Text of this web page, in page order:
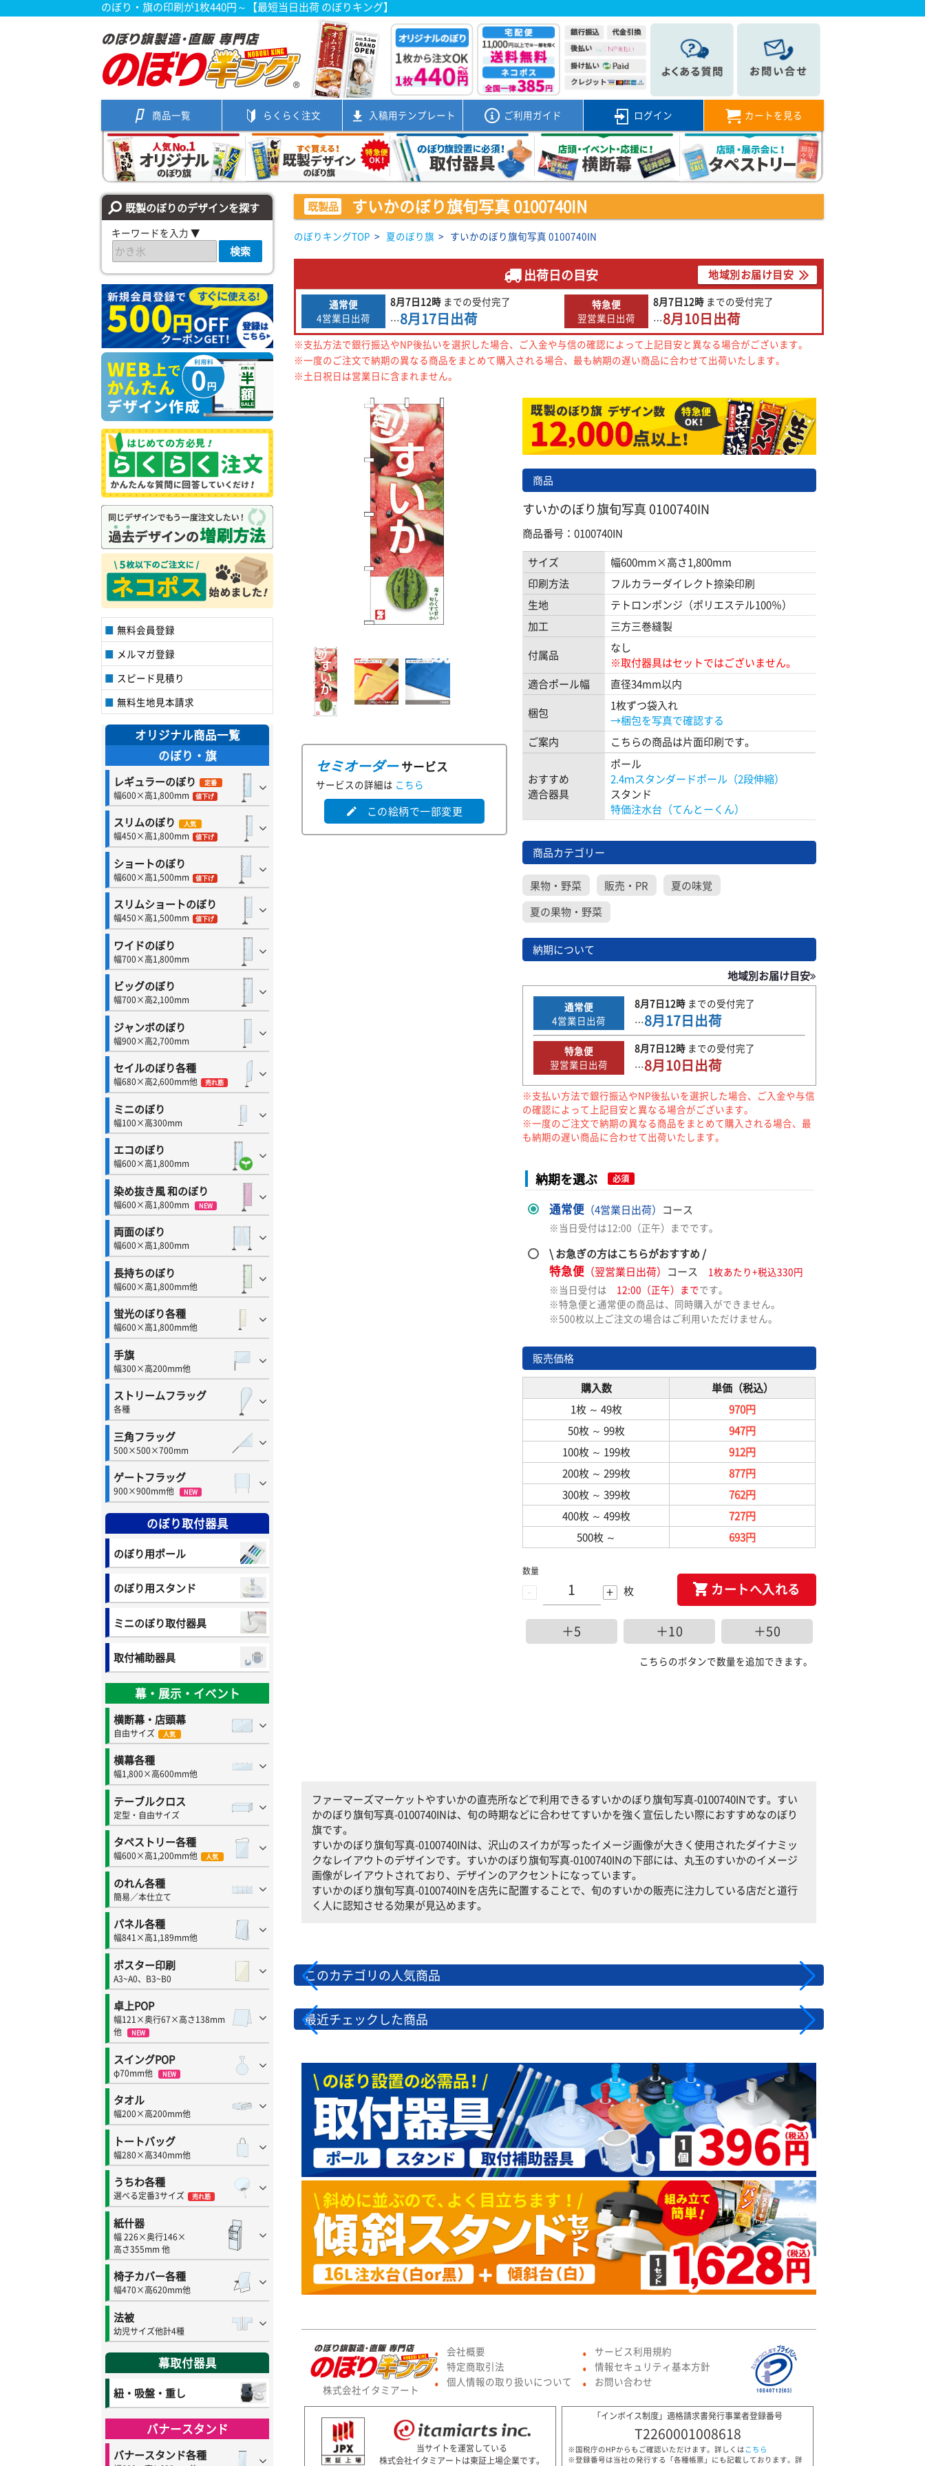
のぼり・旗の印刷が1枚440円～【最短当日出荷 のぼりキング】
商品一覧 らくらく注文 入稿用テンプレート ご利用ガイド ログイン カートを見る
既製のぼりのデザインを探す
キーワードを入力 ▼
検索
無料会員登録
メルマガ登録
スピード見積り
無料生地見本請求
オリジナル商品一覧
のぼり・旗
レギュラーのぼり 定番
幅600×高1,800mm 値下げ
スリムのぼり 人気
幅450×高1,800mm 値下げ
ショートのぼり
幅600×高1,500mm 値下げ
スリムショートのぼり
幅450×高1,500mm 値下げ
ワイドのぼり
幅700×高1,800mm
ビッグのぼり
幅700×高2,100mm
ジャンボのぼり
幅900×高2,700mm
セイルのぼり各種
幅680×高2,600mm他 売れ筋
ミニのぼり
幅100×高300mm
エコのぼり
幅600×高1,800mm
染め抜き風 和のぼり
幅600×高1,800mm NEW
両面のぼり
幅600×高1,800mm
長持ちのぼり
幅600×高1,800mm他
蛍光のぼり各種
幅600×高1,800mm他
手旗
幅300×高200mm他
ストリームフラッグ
各種
三角フラッグ
500×500×700mm
ゲートフラッグ
900×900mm他 NEW
のぼり取付器具
のぼり用ポール
のぼり用スタンド
ミニのぼり取付器具
取付補助器具
幕・展示・イベント
横断幕・店頭幕
自由サイズ 人気
横幕各種
幅1,800×高600mm他
テーブルクロス
定型・自由サイズ
タペストリー各種
幅600×高1,200mm他 人気
のれん各種
簡易／本仕立て
パネル各種
幅841×高1,189mm他
ポスター印刷
A3~A0、B3~B0
卓上POP
幅121×奥行67×高さ138mm
他
NEW
スイングPOP
φ70mm他 NEW
タオル
幅200×高200mm他
トートバッグ
幅280×高340mm他
うちわ各種
選べる定番3サイズ 売れ筋
紙什器
幅 226×奥行146×
高さ355mm 他
椅子カバー各種
幅470×高620mm他
法被
幼児サイズ他計4種
幕取付器具
紐・吸盤・重し
バナースタンド
バナースタンド各種
既製品 すいかのぼり旗旬写真 0100740IN
のぼりキングTOP > 夏のぼり旗 > すいかのぼり旗旬写真 0100740IN
出荷日の目安 地域別お届け目安
通常便
4営業日出荷
8月7日12時 までの受付完了
…8月17日出荷
特急便
翌営業日出荷
8月7日12時 までの受付完了
…8月10日出荷
※支払方法で銀行振込やNP後払いを選択した場合、ご入金や与信の確認によって上記目安と異なる場合がございます。
※一度のご注文で納期の異なる商品をまとめて購入される場合、最も納期の遅い商品に合わせて出荷いたします。
※土日祝日は営業日に含まれません。
セミオーダーサービス
サービスの詳細は こちら
edit この絵柄で一部変更
商品
すいかのぼり旗旬写真 0100740IN
商品番号：0100740IN
サイズ
幅600mm×高さ1,800mm
印刷方法
フルカラーダイレクト捺染印刷
生地
テトロンポンジ（ポリエステル100％）
加工
三方三巻縫製
付属品
なし
※取付器具はセットではございません。
適合ポール幅
直径34mm以内
梱包
1枚ずつ袋入れ
→梱包を写真で確認する
ご案内
こちらの商品は片面印刷です。
おすすめ
適合器具
ポール
2.4ｍスタンダードポール（2段伸縮）
スタンド
特価注水台（てんとーくん）
商品カテゴリー
果物・野菜 販売・PR
夏の味覚
夏の果物・野菜
納期について
地域別お届け目安
通常便
4営業日出荷
8月7日12時までの受付完了
…8月17日出荷
特急便
翌営業日出荷
8月7日12時までの受付完了
…8月10日出荷
※支払い方法で銀行振込やNP後払いを選択した場合、ご入金や与信
の確認によって上記目安と異なる場合がございます。
※一度のご注文で納期の異なる商品をまとめて購入される場合、最
も納期の遅い商品に合わせて出荷いたします。
納期を選ぶ 必須
通常便（4営業日出荷） コース
※当日受付は12:00（正午）までです。
\ お急ぎの方はこちらがおすすめ /
特急便（翌営業日出荷） コース
1枚あたり+税込330円
※当日受付は 12:00（正午）までです。
※特急便と通常便の商品は、同時購入ができません。
※500枚以上ご注文の場合はご利用いただけません。
販売価格
購入数
単価（税込）
1枚 ～ 49枚
970円
50枚 ～ 99枚
947円
100枚 ～ 199枚
912円
200枚 ～ 299枚
877円
300枚 ～ 399枚
762円
400枚 ～ 499枚
727円
500枚 ～ 693円
-
数量
+ 枚 カートへ入れる
＋5 ＋10 ＋50
こちらのボタンで数量を追加できます。
ファーマーズマーケットやすいかの直売所などで利用できるすいかのぼり旗旬写真-0100740INです。すい
かのぼり旗旬写真-0100740INは、旬の時期などに合わせてすいかを強く宣伝したい際におすすめなのぼり
旗です。
すいかのぼり旗旬写真-0100740INは、沢山のスイカが写ったイメージ画像が大きく使用されたダイナミッ
クなレイアウトのデザインです。すいかのぼり旗旬写真-0100740INの下部には、丸玉のすいかのイメージ
画像がレイアウトされており、デザインのアクセントになっています。
すいかのぼり旗旬写真-0100740INを店先に配置することで、旬のすいかの販売に注力している店だと道行
く人に認知させる効果が見込めます。
このカテゴリの人気商品
最近チェックした商品
株式会社イタミアート
● 会社概要
● 特定商取引法
● 個人情報の取り扱いについて
● サービス利用規約
● 情報セキュリティ基本方針
● お問い合わせ
当サイトを運営している
株式会社イタミアートは東証上場企業です。
「インボイス制度」適格請求書発行事業者登録番号
T2260001008618
※国税庁のHPからもご確認いただけます。詳しくは こちら
※登録番号は当社の発行する「各種帳票」にも記載しております。詳